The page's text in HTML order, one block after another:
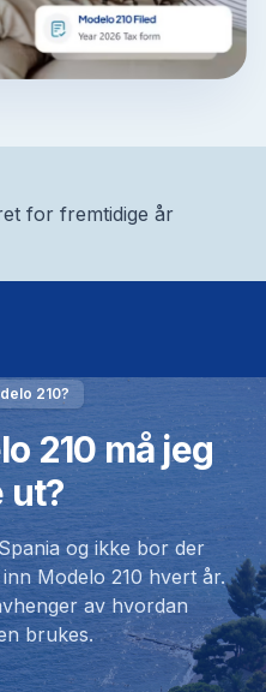
for fremtidige år
210?
210 må jeg
ut?
og ikke bor der
Modelo 210 hvert år.
av hvordan
brukes.